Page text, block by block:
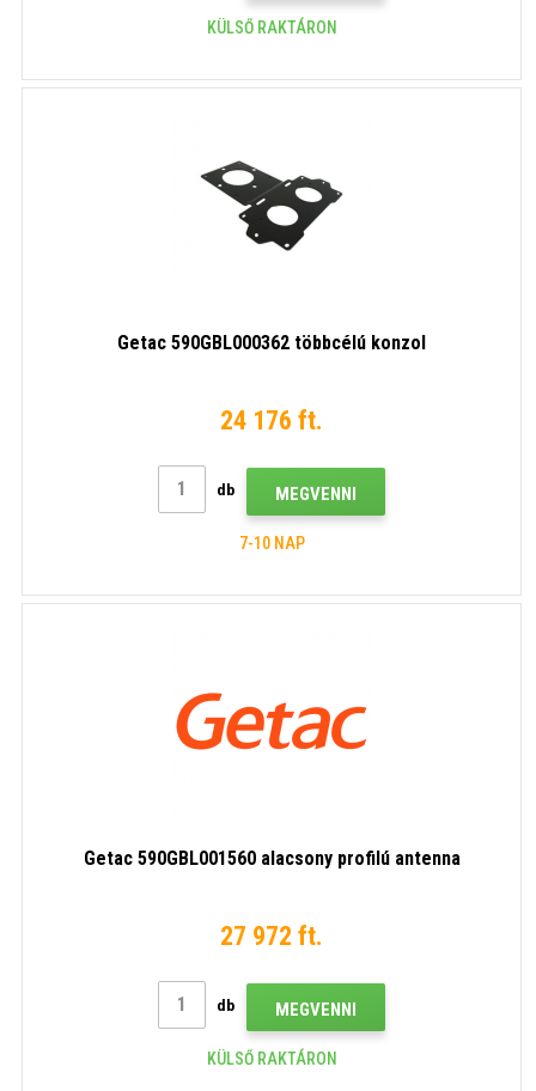
KÜLSŐ RAKTÁRON
Getac 590GBL000362 többcélú konzol
24 176 ft.
db MEGVENNI
7-10 NAP
Getac 590GBL001560 alacsony profilú antenna
27 972 ft.
db MEGVENNI
KÜLSŐ RAKTÁRON